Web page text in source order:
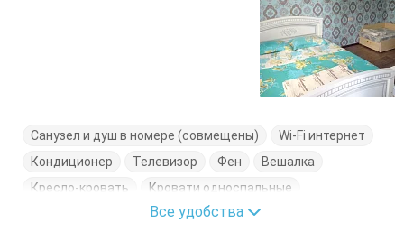
Санузел и душ в номере (совмещены)
Wi-Fi интернет
Кондиционер
Телевизор Фен
Вешалка
Кресло-кровать
Кровати односпальные
Кровать двуспальная
Тумбочки
Все удобства